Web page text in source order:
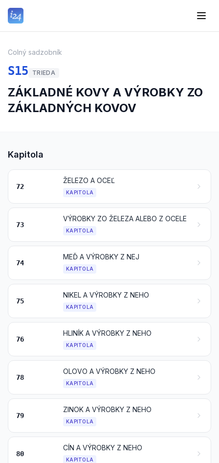
Colný sadzobník
S15 TRIEDA
ZÁKLADNÉ KOVY A VÝROBKY ZO
ZÁKLADNÝCH KOVOV
Kapitola
72
ŽELEZO A OCEĽ
KAPITOLA
73
VÝROBKY ZO ŽELEZA ALEBO Z OCELE
KAPITOLA
74
MEĎ A VÝROBKY Z NEJ
KAPITOLA
75
NIKEL A VÝROBKY Z NEHO
KAPITOLA
76
HLINÍK A VÝROBKY Z NEHO
KAPITOLA
78
OLOVO A VÝROBKY Z NEHO
KAPITOLA
79
ZINOK A VÝROBKY Z NEHO
KAPITOLA
80
CÍN A VÝROBKY Z NEHO
KAPITOLA